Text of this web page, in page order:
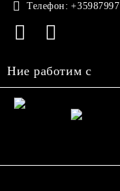
Телефон:
Ние работим с